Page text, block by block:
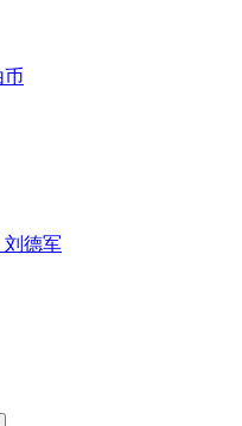
币
刘德军